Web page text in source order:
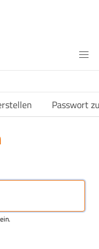
Passwort